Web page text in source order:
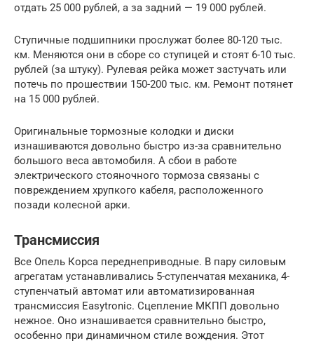
отдать 25 000 рублей, а за задний — 19 000 рублей.
Ступичные подшипники прослужат более 80-120 тыс.
км. Меняются они в сборе со ступицей и стоят 6-10 тыс.
рублей (за штуку). Рулевая рейка может застучать или
потечь по прошествии 150-200 тыс. км. Ремонт потянет
на 15 000 рублей.
Оригинальные тормозные колодки и диски
изнашиваются довольно быстро из-за сравнительно
большого веса автомобиля. А сбои в работе
электрического стояночного тормоза связаны с
повреждением хрупкого кабеля, расположенного
позади колесной арки.
Трансмиссия
Все Опель Корса переднеприводные. В пару силовым
агрегатам устанавливались 5-ступенчатая механика, 4-
ступенчатый автомат или автоматизированная
трансмиссия Easytronic. Сцепление МКПП довольно
нежное. Оно изнашивается сравнительно быстро,
особенно при динамичном стиле вождения. Этот